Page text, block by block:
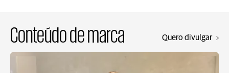
Conteúdo de marca Quero divulgar